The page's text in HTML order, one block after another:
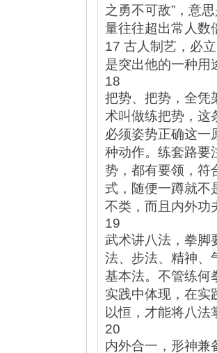
之勇不可敌”，意
量往往超出常人数
17 古人制艺，必
是突出他的一种用
18
把势、把势，全凭
术叫做练把势，这
必须姿势正确这一
种动作。练套路要
势，都有要领，符
式，随便一蹲就不
不类，而且内外功
19
武术讲八法，拳脚
法、步法、精神、
基本法。不管练何
实践中体现，在实
以恒，才能将八法
20
内外合一，形神兼